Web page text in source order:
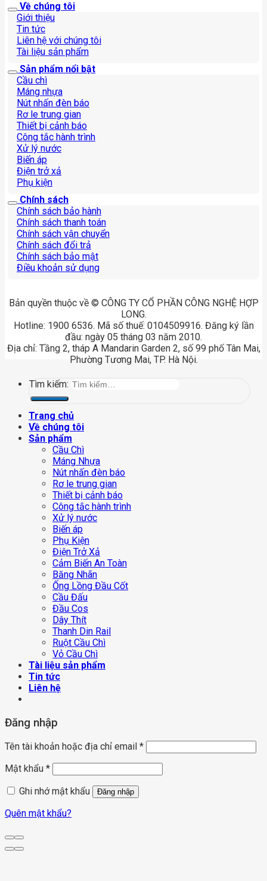
Về chúng tôi
Giới thiệu
Tin tức
Liên hệ với chúng tôi
Tài liệu sản phẩm
Sản phẩm nổi bật
Cầu chì
Máng nhựa
Nút nhấn đèn báo
Rơ le trung gian
Thiết bị cảnh báo
Công tắc hành trình
Xử lý nước
Biến áp
Điện trở xả
Phụ kiện
Chính sách
Chính sách bảo hành
Chính sách thanh toán
Chính sách vận chuyển
Chính sách đổi trả
Chính sách bảo mật
Điều khoản sử dụng
Bản quyền thuộc về © CÔNG TY CỔ PHẦN CÔNG NGHỆ HỢP
LONG.
Hotline: 1900 6536. Mã số thuế: 0104509916. Đăng ký lần
đầu: ngày 05 tháng 03 năm 2010.
Địa chỉ: Tầng 2, tháp A Mandarin Garden 2, số 99 phố Tân Mai,
Phường Tương Mai, TP. Hà Nội.
Tìm kiếm:
Trang chủ
Về chúng tôi
Sản phẩm
Cầu Chì
Máng Nhựa
Nút nhấn đèn báo
Rơ le trung gian
Thiết bị cảnh báo
Công tắc hành trình
Xử lý nước
Biến áp
Phụ Kiện
Điện Trở Xả
Cảm Biến An Toàn
Băng Nhãn
Ống Lồng Đầu Cốt
Cầu Đấu
Đầu Cos
Dây Thít
Thanh Din Rail
Ruột Cầu Chì
Vỏ Cầu Chì
Tài liệu sản phẩm
Tin tức
Liên hệ
Đăng nhập
Tên tài khoản hoặc địa chỉ email *
Mật khẩu *
Ghi nhớ mật khẩu
Đăng nhập
Quên mật khẩu?